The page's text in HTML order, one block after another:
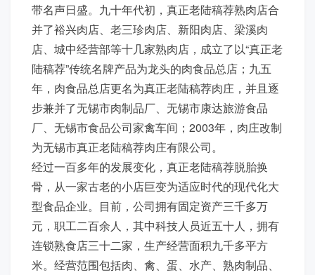
带名声日盛。九十年代初，真正老陆稿荐熟肉店合
并了裕兴肉店、老三珍肉店、新阳肉店、梁溪肉
店、城中经营部等十几家熟肉店，成立了以“真正老
陆稿荐”传统名牌产品为龙头的肉食品总店；九五
年，肉食品总店更名为真正老陆稿荐肉庄，并且逐
步兼并了无锡市肉制品厂、无锡市康达旅游食品
厂、无锡市食品公司家禽车间；2003年，肉庄改制
为无锡市真正老陆稿荐肉庄有限公司。
经过一百多年的发展变化，真正老陆稿荐脱胎换
骨，从一家古老的小店巨变为适应时代的现代化大
型食品企业。目前，公司拥有固定资产三千多万
元，职工二百余人，其中科技人员近五十人，拥有
连锁熟食店三十二家，生产经营面积九千多平方
米。经营范围包括肉、禽、蛋、水产、熟肉制品、